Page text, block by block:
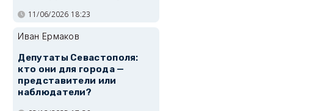
11/06/2026 18:23
Иван Ермаков
Депутаты Севастополя:
кто они для города —
представители или
наблюдатели?